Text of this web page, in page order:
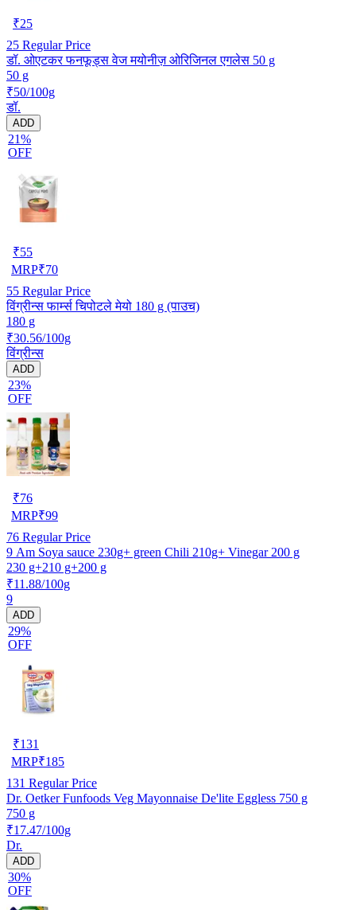
₹25
25 Regular Price
डॉ. ओएटकर फनफूड्स वेज मयोनीज़ ओरिजिनल एगलेस 50 g
50 g
₹50/100g
डॉ.
ADD
21%
OFF
₹55
MRP₹70
55 Regular Price
विंग्रीन्स फार्म्स चिपोटले मेयो 180 g (पाउच)
180 g
₹30.56/100g
विंग्रीन्स
ADD
23%
OFF
₹76
MRP₹99
76 Regular Price
9 Am Soya sauce 230g+ green Chili 210g+ Vinegar 200 g
230 g+210 g+200 g
₹11.88/100g
9
ADD
29%
OFF
₹131
MRP₹185
131 Regular Price
Dr. Oetker Funfoods Veg Mayonnaise De'lite Eggless 750 g
750 g
₹17.47/100g
Dr.
ADD
30%
OFF